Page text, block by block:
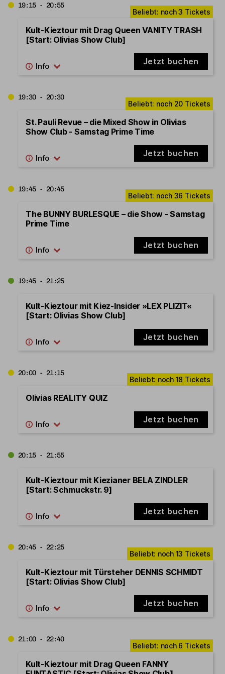
19:15 - 20:55
Kult-Kieztour mit Drag Queen VANITY TRASH
[Start: Olivias Show Club]
Jetzt buchen
19:30 - 20:30
St. Pauli Revue – die Mixed Show in Olivias
Show Club - Samstag Prime Time
Jetzt buchen
19:45 - 20:45
The BUNNY BURLESQUE – die Show - Samstag
Prime Time
Jetzt buchen
19:45 - 21:25
Kult-Kieztour mit Kiez-Insider »LEX PLIZIT«
[Start: Olivias Show Club]
Jetzt buchen
20:00 - 21:15
Olivias REALITY QUIZ
Jetzt buchen
20:15 - 21:55
Kult-Kieztour mit Kiezianer BELA ZINDLER
[Start: Schmuckstr. 9]
Jetzt buchen
20:45 - 22:25
Kult-Kieztour mit Türsteher DENNIS SCHMIDT
[Start: Olivias Show Club]
Jetzt buchen
21:00 - 22:40
Kult-Kieztour mit Drag Queen FANNY